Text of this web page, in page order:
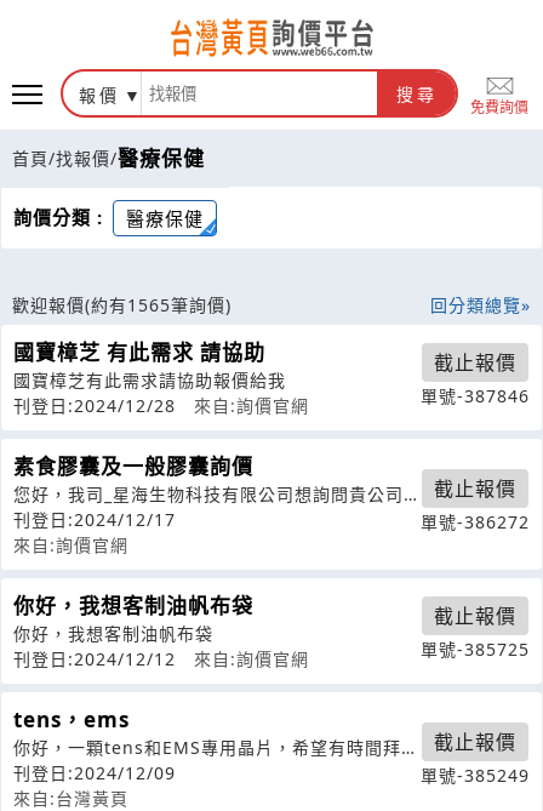
報價 搜尋
免費詢價
首頁/找報價/醫療保健
詢價分類 : 醫療保健
歡迎報價(約有1565筆詢價) 回分類總覽
國寶樟芝 有此需求 請協助
國寶樟芝有此需求請協助報價給我
刊登日:2024/12/28
來自:詢價官網
截止報價
單號-387846
素食膠囊及一般膠囊詢價
您好，我司_星海生物科技有限公司想詢問貴公司
素食膠囊和一般膠囊的價格及一次訂貨量
刊登日:2024/12/17
來自:詢價官網
截止報價
單號-386272
你好，我想客制油帆布袋
你好，我想客制油帆布袋
刊登日:2024/12/12
來自:詢價官網
截止報價
單號-385725
tens，ems
你好，一顆tens和EMS專用晶片，希望有時間拜訪
介紹下晶片功能，互相探討產品規
刊登日:2024/12/09
來自:台灣黃頁
截止報價
單號-385249